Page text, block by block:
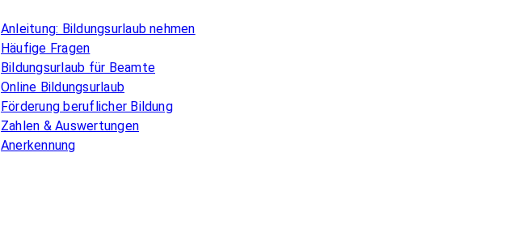
Anleitung: Bildungsurlaub nehmen
Häufige Fragen
Bildungsurlaub für Beamte
Online Bildungsurlaub
Förderung beruflicher Bildung
Zahlen & Auswertungen
Anerkennung